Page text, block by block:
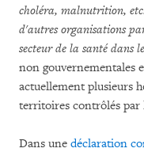
choléra, malnutrition,
d'autres organisations
secteur de la santé dans
non gouvernementales
actuellement plusieurs
territoires contrôlés par
Dans une déclaration